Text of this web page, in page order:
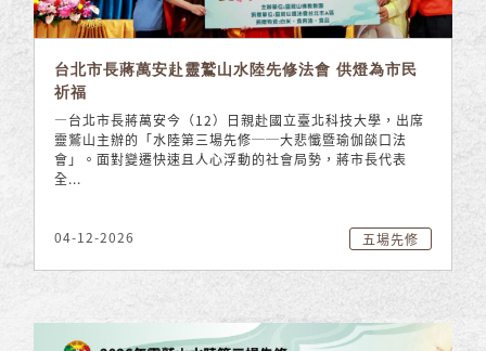
台北市長蔣萬安赴靈鷲山水陸先修法會 供燈為市民
祈福
—台北市長蔣萬安今（12）日親赴國立臺北科技大學，出席
靈鷲山主辦的「水陸第三場先修──大悲懺暨瑜伽燄口法
會」。面對變遷快速且人心浮動的社會局勢，蔣市長代表
全...
04-12-2026 五場先修